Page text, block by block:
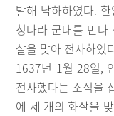
발해 남하하였다.
청나라 군대를 만나
살을 맞아 전사하였
1637년 1월 28일,
전사했다는 소식을
에 세 개의 화살을